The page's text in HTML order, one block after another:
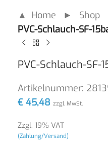
▲ Home ► Shop
PVC-Schlauch-SF-
PVC-Schlauch-SF-
Artikelnummer:
€ 45,48 zzgl. MwSt.
Zzgl. 19% VAT
(Zahlung/Versand)